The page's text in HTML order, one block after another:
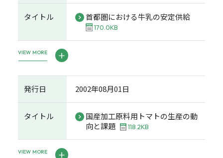
タイトル 首都圏における牛乳の安定供給
170.0KB
VIEW MORE
発行日 2002年08月01日
タイトル
国産加工原料用トマトの生産の動
向と課題
118.2KB
VIEW MORE